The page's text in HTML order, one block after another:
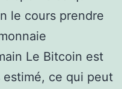
le cours prendre
Le Bitcoin est
ce qui peut